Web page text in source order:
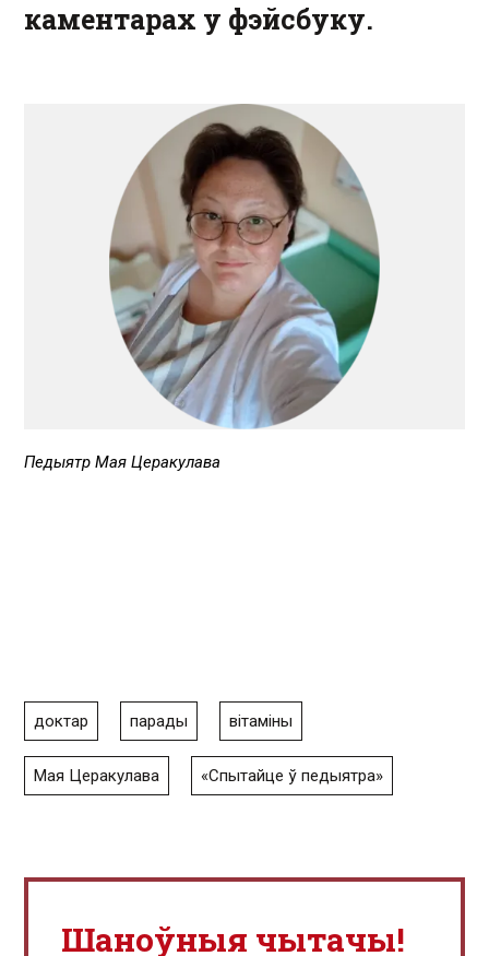
каментарах у фэйсбуку.
Педыятр Мая Церакулава
доктар парады вітаміны
Мая Церакулава «Спытайце ў педыятра»
Шаноўныя чытачы!